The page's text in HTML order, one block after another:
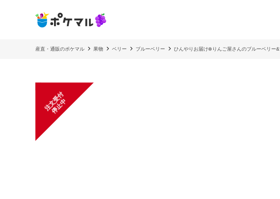
産直・通販のポケマル 果物 ベリー ブルーベリー ひんやりお届け❄️りんご屋さんのブルーベリー
注
文
受
付
停
止
中